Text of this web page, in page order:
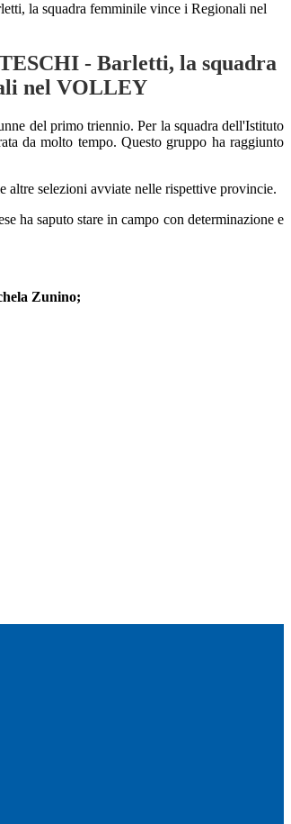
la squadra femminile vince i Regionali nel
- Barletti, la squadra
nel VOLLEY
del primo triennio. Per la squadra dell'Istituto
da molto tempo. Questo gruppo ha raggiunto
altre selezioni avviate nelle rispettive provincie.
ha saputo stare in campo con determinazione e
Zunino;